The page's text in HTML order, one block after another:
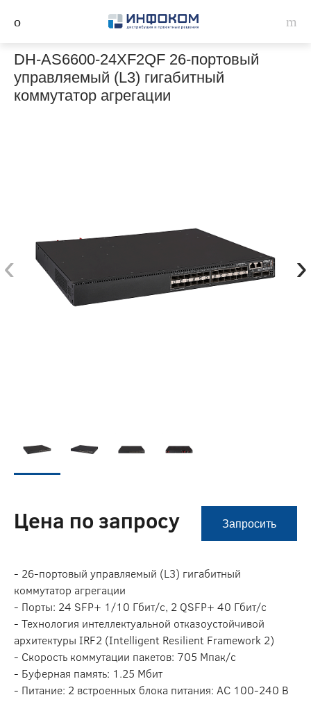
DH-AS6600-24XF2QF 26-портовый
управляемый (L3) гигабитный
коммутатор агрегации
‹ ›
Цена по запросу Запросить
- 26-портовый управляемый (L3) гигабитный
коммутатор агрегации
- Порты: 24 SFP+ 1/10 Гбит/с, 2 QSFP+ 40 Гбит/с
- Технология интеллектуальной отказоустойчивой
архитектуры IRF2 (Intelligent Resilient Framework 2)
- Скорость коммутации пакетов: 705 Мпак/с
- Буферная память: 1.25 Мбит
- Питание: 2 встроенных блока питания: AC 100-240 В